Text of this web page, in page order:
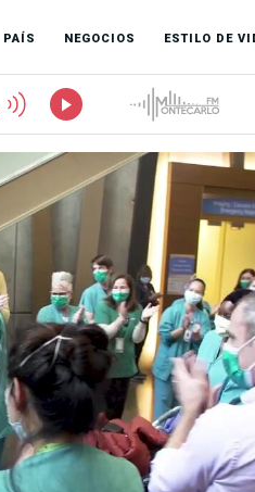
PAÍS NEGOCIOS ESTILO DE